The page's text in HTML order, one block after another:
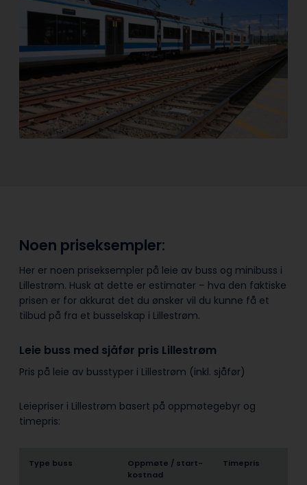
Noen priseksempler:
Her er noen priseksempler på leie av buss og minibuss i
Lillestrøm. Husk at dette er estimater – hva den faktiske
prisen er for akkurat det du ønsker vil du kunne få et
tilbud på fra et busselskap i Lillestrøm.
Leie buss med sjåfør pris Lillestrøm
Pris på leie av busstyper i Lillestrøm (inkl. sjåfør)
Leiepriser i Lillestrøm basert på oppmøtegebyr og
timepris:
Type buss
Oppmøte / start­
kostnad
Timepris